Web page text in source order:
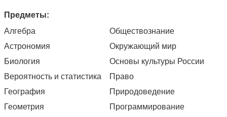
Предметы:
Алгебра
Астрономия
Биология
Вероятность и статистика
География
Геометрия
Обществознание
Окружающий мир
Основы культуры России
Право
Природоведение
Программирование